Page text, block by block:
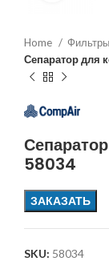
Home Фильтры
Сепаратор для
58034
ЗАКАЗАТЬ
SKU: 58034